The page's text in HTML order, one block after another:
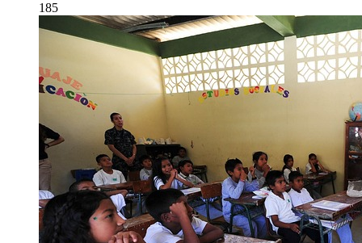
185